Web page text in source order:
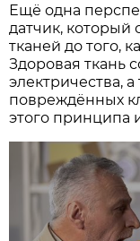
Ещё одна
датчик,
тканей до того,
Здоровая ткань
электричества,
повреждённых
этого принципа